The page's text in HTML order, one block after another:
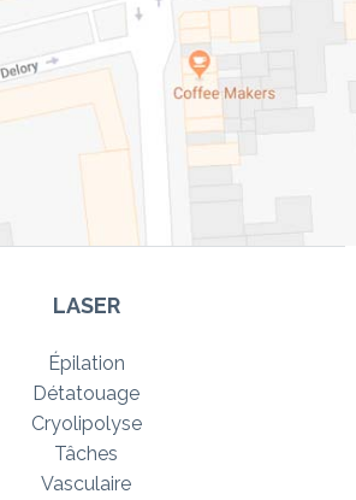
LASER
Épilation
Détatouage
Cryolipolyse
Tâches
Vasculaire